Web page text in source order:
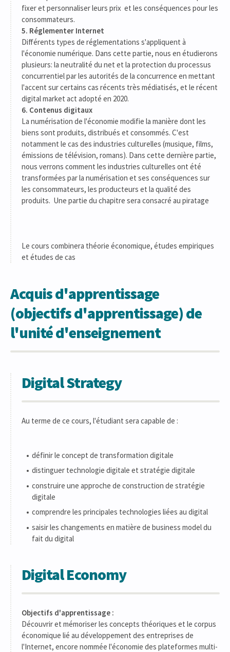
fixer et personnaliser leurs prix et les conséquences pour les
consommateurs.
5. Réglementer Internet
Différents types de réglementations s'appliquent à
l'économie numérique. Dans cette partie, nous en étudierons
plusieurs: la neutralité du net et la protection du processus
concurrentiel par les autorités de la concurrence en mettant
l'accent sur certains cas récents très médiatisés, et le récent
digital market act adopté en 2020.
6. Contenus digitaux
La numérisation de l'économie modifie la manière dont les
biens sont produits, distribués et consommés. C'est
notamment le cas des industries culturelles (musique, films,
émissions de télévision, romans). Dans cette dernière partie,
nous verrons comment les industries culturelles ont été
transformées par la numérisation et ses conséquences sur
les consommateurs, les producteurs et la qualité des
produits. Une partie du chapitre sera consacré au piratage
Le cours combinera théorie économique, études empiriques
et études de cas
Acquis d'apprentissage
(objectifs d'apprentissage) de
l'unité d'enseignement
Digital Strategy
Au terme de ce cours, l'étudiant sera capable de :
définir le concept de transformation digitale
distinguer technologie digitale et stratégie digitale
construire une approche de construction de stratégie
digitale
comprendre les principales technologies liées au digital
saisir les changements en matière de business model du
fait du digital
Digital Economy
Objectifs d'apprentissage :
Découvrir et mémoriser les concepts théoriques et le corpus
économique lié au développement des entreprises de
l'Internet, encore nommée l'économie des plateformes multi-